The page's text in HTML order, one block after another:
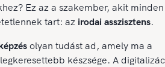
Ez az a szakember, akit minden
tart: az irodai asszisztens.
olyan tudást ad, amely ma a
készsége. A